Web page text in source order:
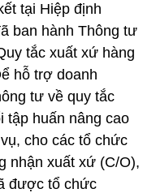
tại Hiệp định
ban hành Thông tư
tắc xuất xứ hàng
hỗ trợ doanh
tư về quy tắc
tập huấn nâng cao
cho các tổ chức
nhận xuất xứ (C/O),
được tổ chức